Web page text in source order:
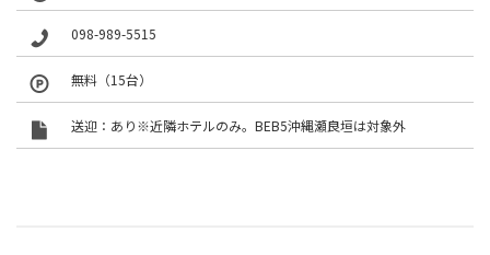
098-989-5515
無料（15台）
送迎：あり※近隣ホテルのみ。BEB5沖縄瀬良垣は対象外